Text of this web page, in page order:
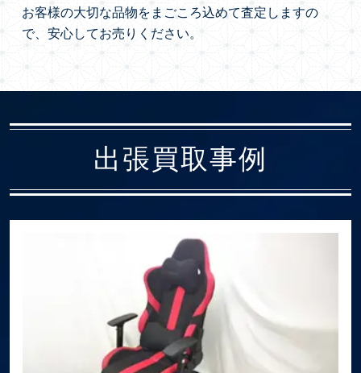
お客様の大切な品物をまごころ込めて査定しますの
で、安心してお売りください。
出張買取事例